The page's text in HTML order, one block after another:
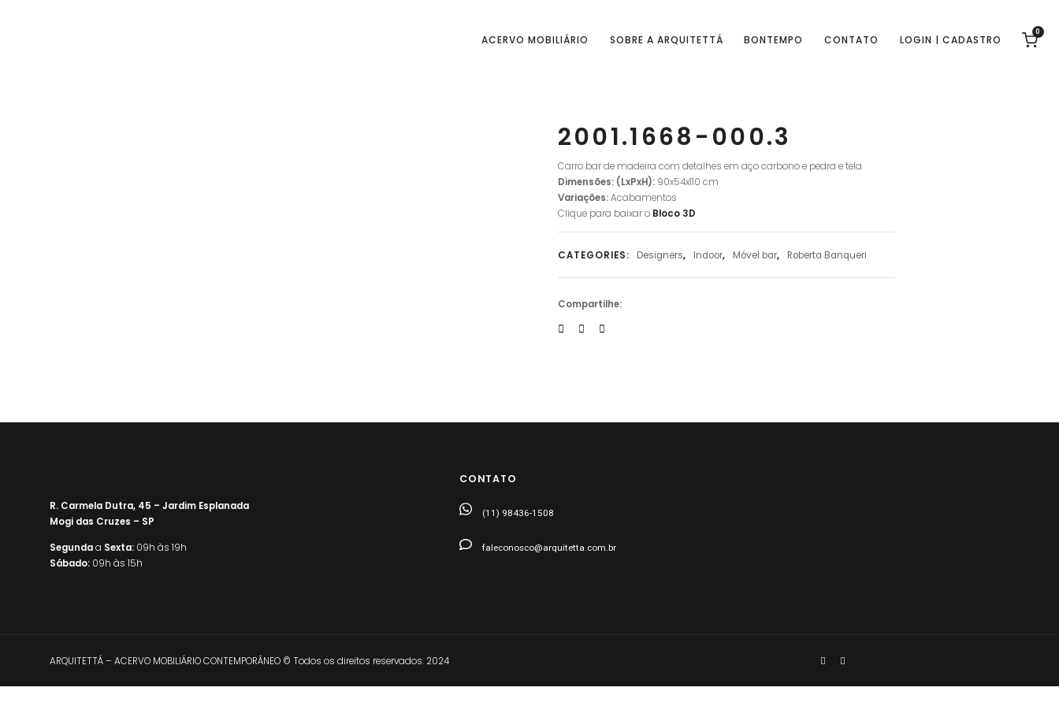
ACERVO MOBILIÁRIO SOBRE A ARQUITETTÁ BONTEMPO CONTATO LOGIN | CADASTRO
0
2001.1668-000.3
Carro bar de madeira com detalhes em aço carbono e pedra e tela
Dimensões: (LxPxH): 90x54x110 cm
Variações:Acabamentos
Clique para baixar o Bloco 3D
CATEGORIES: Designers, Indoor, Móvel bar, Roberta Banqueri
Compartilhe:
R. Carmela Dutra, 45 – Jardim Esplanada
Mogi das Cruzes – SP
Segundaa Sexta:09h às 19h
Sábado:09h às 15h
CONTATO
(11) 98436-1508
faleconosco@arquitetta.com.br
ARQUITETTÁ – ACERVO MOBILIÁRIO CONTEMPORÂNEO © Todos os direitos reservados. 2024